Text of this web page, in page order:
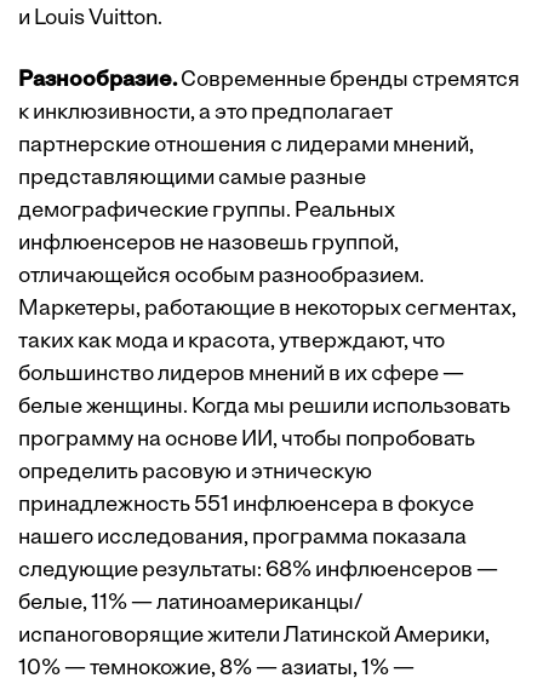
и Louis Vuitton.
Разнообразие.Современные бренды стремятся
к инклюзивности, а это предполагает
партнерские отношения с лидерами мнений,
представляющими самые разные
демографические группы. Реальных
инфлюенсеров не назовешь группой,
отличающейся особым разнообразием.
Маркетеры, работающие в некоторых сегментах,
таких как мода и красота, утверждают, что
большинство лидеров мнений в их сфере —
белые женщины. Когда мы решили использовать
программу на основе ИИ, чтобы попробовать
определить расовую и этническую
принадлежность 551 инфлюенсера в фокусе
нашего исследования, программа показала
следующие результаты: 68% инфлюенсеров —
белые, 11% — латиноамериканцы/
испаноговорящие жители Латинской Америки,
10% — темнокожие, 8% — азиаты, 1% —